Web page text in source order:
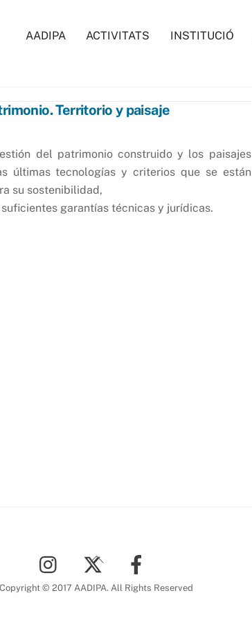
AADIPA ACTIVITATS INSTITUCIÓ
Territorio y paisaje
del patrimonio construido y los paisajes
últimas tecnologías y criterios que se están
su sostenibilidad,
garantías técnicas y jurídicas.
To
Top
Copyright © 2017 AADIPA. All Rights Reserved